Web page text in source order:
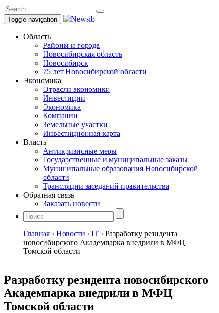
Toggle navigation
Область
Районы и города
Новосибирская область
Новосибирск
75 лет Новосибирской области
Экономика
Отрасли экономики
Инвестиции
Экономика
Компании
Земельные участки
Инвестиционная карта
Власть
Антикризисные меры
Государственные и муниципальные заказы
Муниципальные образования Новосибирской
области
Трансляции заседаний правительства
Обратная связь
Заказать новости
Главная › Новости › IT › Разработку резидента
новосибирского Академпарка внедрили в МФЦ
Томской области
Разработку резидента новосибирского
Академпарка внедрили в МФЦ
Томской области